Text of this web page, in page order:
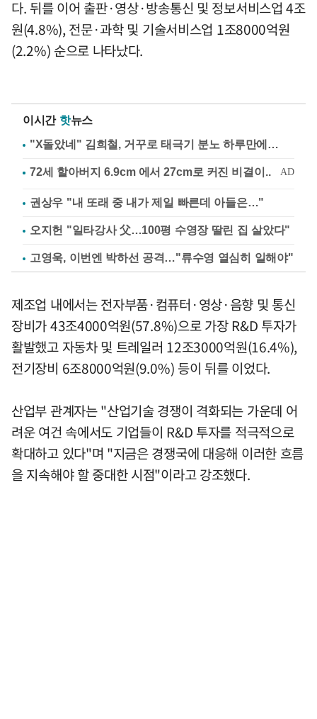
다. 뒤를 이어 출판·영상·방송통신 및 정보서비스업 4조
원(4.8%), 전문·과학 및 기술서비스업 1조8000억원
(2.2%) 순으로 나타났다.
이시간 핫뉴스
"X돌았네" 김희철, 거꾸로 태극기 분노 하루만에…
권상우 "내 또래 중 내가 제일 빠른데 아들은…"
오지헌 "일타강사 父…100평 수영장 딸린 집 살았다"
고영욱, 이번엔 박하선 공격…"류수영 열심히 일해야"
제조업 내에서는 전자부품·컴퓨터·영상·음향 및 통신
장비가 43조4000억원(57.8%)으로 가장 R&D 투자가
활발했고 자동차 및 트레일러 12조3000억원(16.4%),
전기장비 6조8000억원(9.0%) 등이 뒤를 이었다.
산업부 관계자는 "산업기술 경쟁이 격화되는 가운데 어
려운 여건 속에서도 기업들이 R&D 투자를 적극적으로
확대하고 있다"며 "지금은 경쟁국에 대응해 이러한 흐름
을 지속해야 할 중대한 시점"이라고 강조했다.